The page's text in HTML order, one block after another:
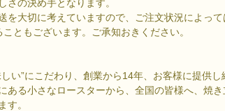
さの決め手となります。
を大切に考えていますので、ご注文状況によって
ともございます。ご承知おきください。
い”にこだわり、創業から14年、お客様に提供し
ある小さなロースターから、全国の皆様へ、焼き
す。